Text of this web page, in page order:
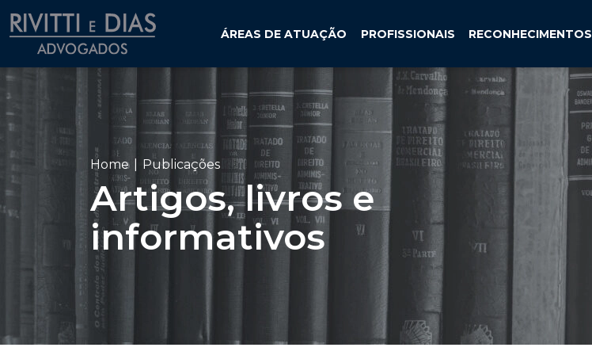
ÁREAS DE ATUAÇÃO PROFISSIONAIS RECONHECIMENTOS
Home Publicações
Artigos, livros e
informativos